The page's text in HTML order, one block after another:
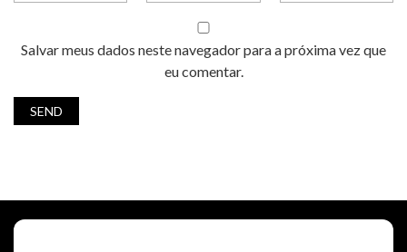
Salvar meus dados neste navegador para a próxima vez que
eu comentar.